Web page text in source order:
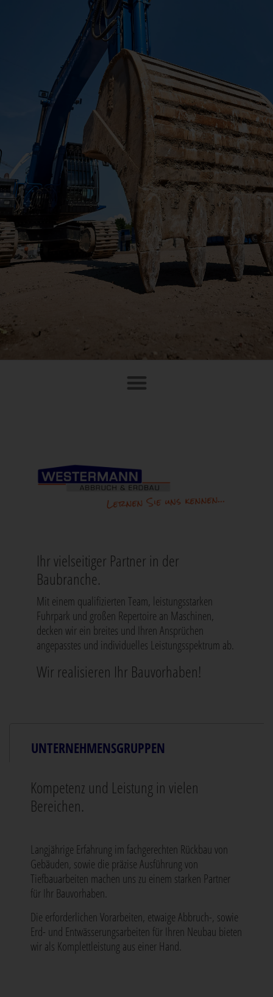
Ihr vielseitiger Partner in der
Baubranche.
Mit einem qualifizierten Team, leistungsstarken
Fuhrpark und großen Repertoire an Maschinen,
decken wir ein breites und Ihren Ansprüchen
angepasstes und individuelles Leistungsspektrum ab.
Wir realisieren Ihr Bauvorhaben!
UNTERNEHMENSGRUPPEN
Kompetenz und Leistung in vielen
Bereichen.
Langjährige Erfahrung im fachgerechten Rückbau von
Gebäuden, sowie die präzise Ausführung von
Tiefbauarbeiten machen uns zu einem starken Partner
für Ihr Bauvorhaben.
Die erforderlichen Vorarbeiten, etwaige Abbruch-, sowie
Erd- und Entwässerungsarbeiten für Ihren Neubau bieten
wir als Komplettleistung aus einer Hand.